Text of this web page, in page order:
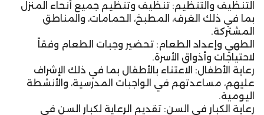
التنظيف والتنظيم: تنظيف وتنظيم جميع أنحاء المنزل
بما في ذلك الغرف، المطبخ، الحمامات، والمناطق
المشتركة.
الطهي وإعداد الطعام: تحضير وجبات الطعام وفقاً
لاحتياجات وأذواق الأسرة.
رعاية الأطفال: الاعتناء بالأطفال بما في ذلك الإشراف
عليهم، مساعدتهم في الواجبات المدرسية، والأنشطة
اليومية.
رعاية الكبار في السن: تقديم الرعاية لكبار السن في